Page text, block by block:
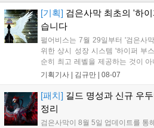
[기획] 검은사막 최초의 '하
습니다
펄어비스는 7월 29일부터 '검은사
위한 상시 성장 시스템 '하이퍼 부
순히 최고 레벨을 제공하는 것이
아 아카데미 수료, 아침의 나라 설
용자는 과제를 완수하며 동(V) 투
자드 장신구 등을 획득해 주요 콘텐
기획기사 | 김규만 08-07
[패치] 길드 명성과 신규 우
정리
검은사막이 8월 5일 업데이트를 통